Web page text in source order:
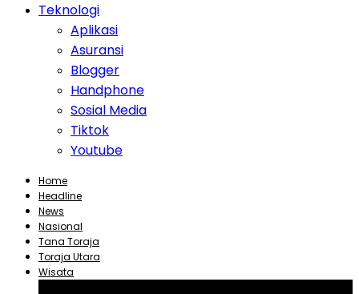
Teknologi
Aplikasi
Asuransi
Blogger
Handphone
Sosial Media
Tiktok
Youtube
Home
Headline
News
Nasional
Tana Toraja
Toraja Utara
Wisata